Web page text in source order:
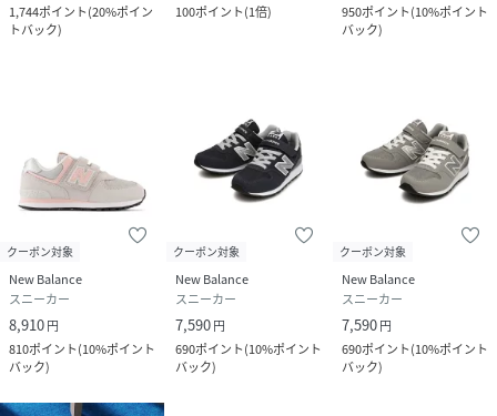
1,744ポイント(20%ポイン
トバック)
100ポイント(1倍)
950ポイント(10%ポイント
バック)
クーポン対象
New Balance
スニーカー
8,910円
810ポイント(10%ポイント
バック)
クーポン対象
New Balance
スニーカー
7,590円
690ポイント(10%ポイント
バック)
クーポン対象
New Balance
スニーカー
7,590円
690ポイント(10%ポイント
バック)